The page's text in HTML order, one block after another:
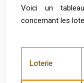
Voici un
concernant les
Loterie